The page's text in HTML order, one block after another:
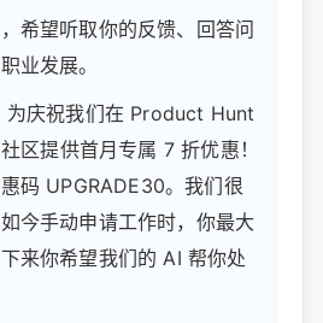
希望听取你的反馈、回答问
业发展。
为庆祝我们在 Product Hunt
区提供首月专属 7 折优惠！
码 UPGRADE30。我们很
今手动申请工作时，你最大
来你希望我们的 AI 帮你处